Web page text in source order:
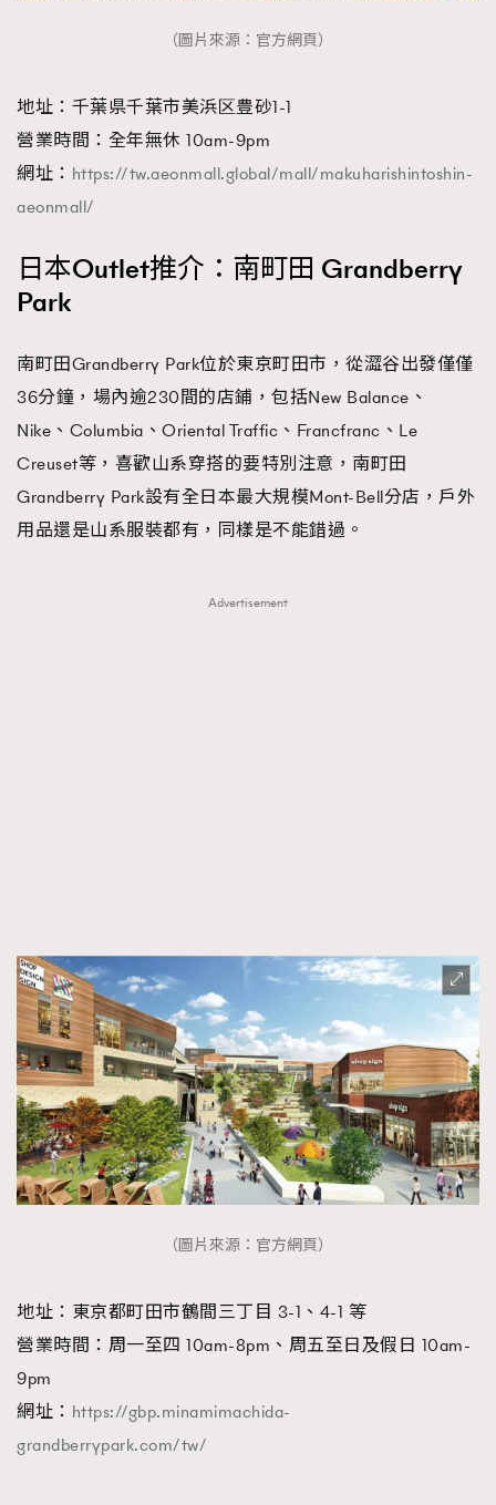
（圖片來源：官方網頁）
地址：千葉県千葉市美浜区豊砂1-1
營業時間：全年無休 10am-9pm
網址： https://tw.aeonmall.global/mall/makuharishintoshin-
aeonmall/
日本Outlet推介：南町田 Grandberry
Park
南町田Grandberry Park位於東京町田市，從澀谷出發僅僅
36分鐘，場內逾230間的店鋪，包括New Balance、
Nike、Columbia、Oriental Traffic、Francfranc、Le
Creuset等，喜歡山系穿搭的要特別注意，南町田
Grandberry Park設有全日本最大規模Mont-Bell分店，戶外
用品還是山系服裝都有，同樣是不能錯過。
Advertisement
（圖片來源：官方網頁）
地址：東京都町田市鶴間三丁目 3-1、4-1 等
營業時間：周一至四 10am-8pm、周五至日及假日 10am-
9pm
網址： https://gbp.minamimachida-
grandberrypark.com/tw/